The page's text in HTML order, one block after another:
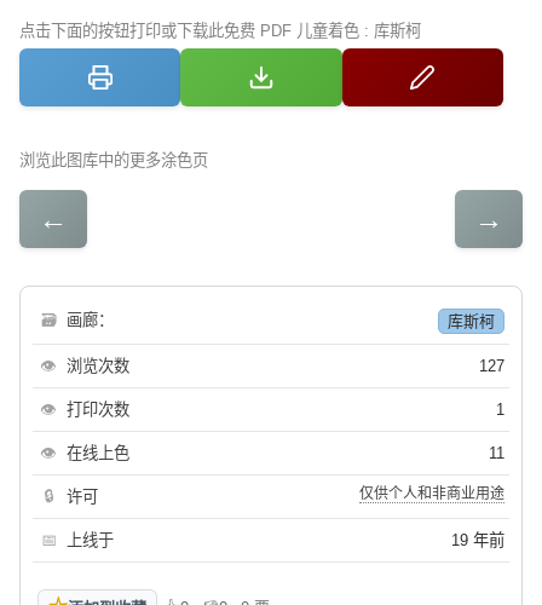
点击下面的按钮打印或下载此免费 PDF 儿童着色 : 库斯柯
浏览此图库中的更多涂色页
← →
🗃 画廊： 库斯柯
👁 浏览次数 127
👁 打印次数 1
👁 在线上色 11
🔒 许可 仅供个人和非商业用途
📅 上线于 19 年前